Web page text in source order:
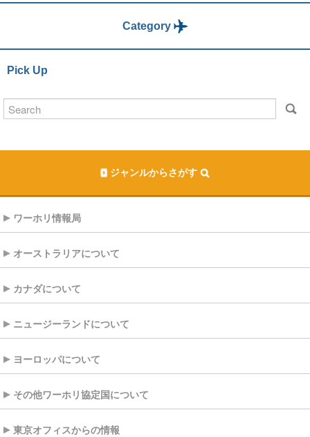
Category
Pick Up
ジャンルからさがす
ワーホリ情報局
オーストラリアについて
カナダについて
ニュージーランドについて
ヨーロッパについて
その他ワーホリ協定国について
東京オフィスからの情報